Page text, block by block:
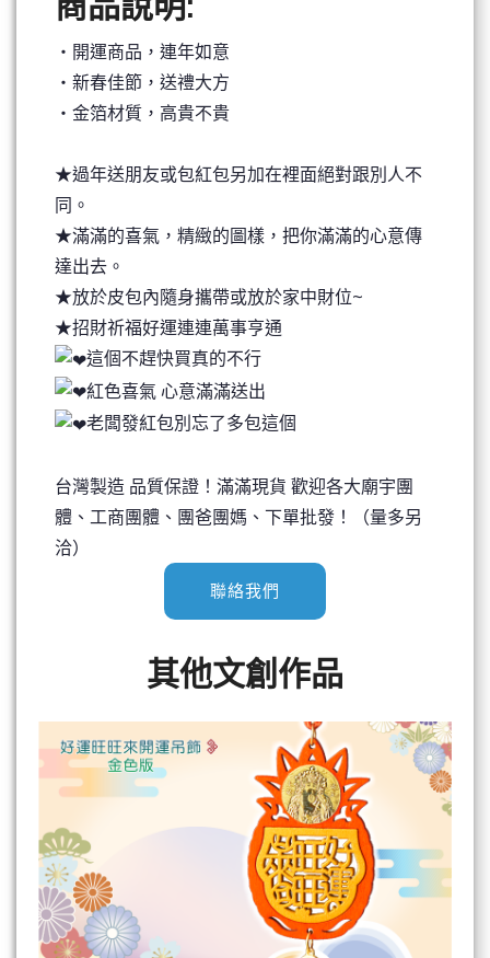
‧開運商品，連年如意
‧新春佳節，送禮大方
‧金箔材質，高貴不貴
★過年送朋友或包紅包另加在裡面絕對跟別人不
同。
★滿滿的喜氣，精緻的圖樣，把你滿滿的心意傳
達出去。
★放於皮包內隨身攜帶或放於家中財位~
★招財祈福好運連連萬事亨通
這個不趕快買真的不行
紅色喜氣 心意滿滿送出
老闆發紅包別忘了多包這個
台灣製造 品質保證！滿滿現貨 歡迎各大廟宇團
體、工商團體、團爸團媽、下單批發！（量多另
洽）
聯絡我們
其他文創作品